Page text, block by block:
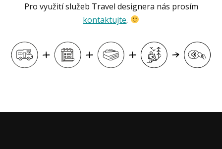
Pro využití služeb Travel designera nás prosím
kontaktujte.